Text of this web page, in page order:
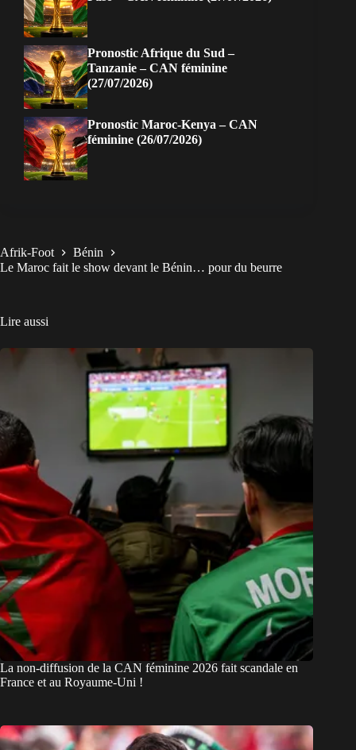
Pronostic Afrique du Sud –
Tanzanie – CAN féminine
(27/07/2026)
Pronostic Maroc-Kenya – CAN
féminine (26/07/2026)
Afrik-Foot
Bénin
Le Maroc fait le show devant le Bénin… pour du beurre
Lire aussi
La non-diffusion de la CAN féminine 2026 fait scandale en
France et au Royaume-Uni !